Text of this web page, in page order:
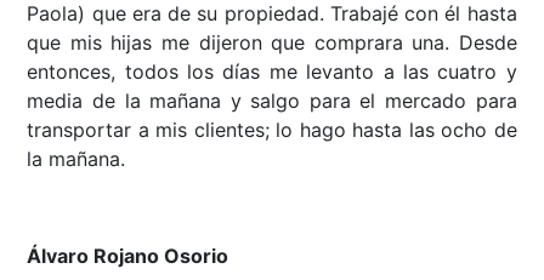
Paola) que era de su propiedad. Trabajé con él hasta
que mis hijas me dijeron que comprara una. Desde
entonces, todos los días me levanto a las cuatro y
media de la mañana y salgo para el mercado para
transportar a mis clientes; lo hago hasta las ocho de
la mañana.
Álvaro Rojano Osorio